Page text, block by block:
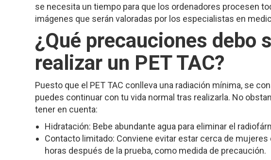
se necesita un tiempo para que los ordenadores procesen
imágenes que serán valoradas por los especialistas en
¿Qué precauciones debo
realizar un PET TAC?
Puesto que el PET TAC conlleva una radiación mínima, se
puedes continuar con tu vida normal tras realizarla. No
tener en cuenta:
Hidratación: Bebe abundante agua para eliminar el
Contacto limitado: Conviene evitar estar cerca de
horas después de la prueba, como medida de precaución.